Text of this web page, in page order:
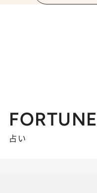
FORTUNE
占い